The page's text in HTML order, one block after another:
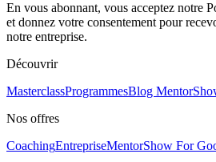
En vous abonnant, vous acceptez notre
et donnez votre consentement pour
notre entreprise.
Découvrir
MasterclassProgrammesBlog
Nos offres
CoachingEntrepriseMentorShow For